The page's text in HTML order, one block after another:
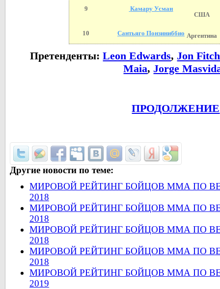
9
Камару Усман
США
10 Сантьяго Понзиниббио Аргентина
Претенденты:Leon Edwards, Jon Fitch
Maia, Jorge
ПРОДОЛЖЕНИЕ
Другие новости по теме:
МИРОВОЙ РЕЙТИНГ БОЙЦОВ ММА ПО
2018
МИРОВОЙ РЕЙТИНГ БОЙЦОВ ММА ПО
2018
МИРОВОЙ РЕЙТИНГ БОЙЦОВ ММА ПО
2018
МИРОВОЙ РЕЙТИНГ БОЙЦОВ ММА ПО
2018
МИРОВОЙ РЕЙТИНГ БОЙЦОВ ММА ПО
2019